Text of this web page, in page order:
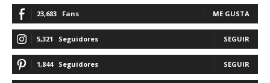
23,683 Fans ME GUSTA
5,321 Seguidores SEGUIR
1,844 Seguidores SEGUIR